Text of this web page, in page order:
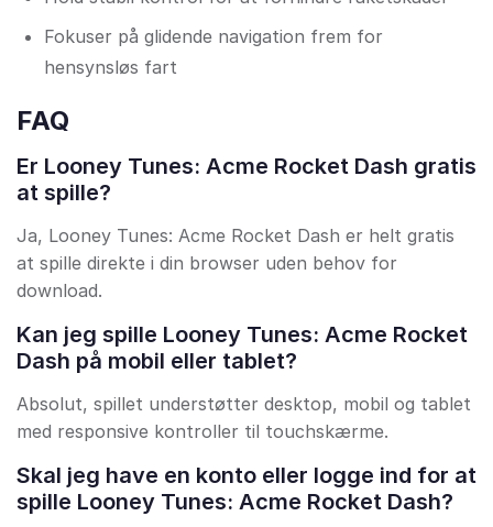
Fokuser på glidende navigation frem for
hensynsløs fart
FAQ
Er Looney Tunes: Acme Rocket Dash gratis
at spille?
Ja, Looney Tunes: Acme Rocket Dash er helt gratis
at spille direkte i din browser uden behov for
download.
Kan jeg spille Looney Tunes: Acme Rocket
Dash på mobil eller tablet?
Absolut, spillet understøtter desktop, mobil og tablet
med responsive kontroller til touchskærme.
Skal jeg have en konto eller logge ind for at
spille Looney Tunes: Acme Rocket Dash?